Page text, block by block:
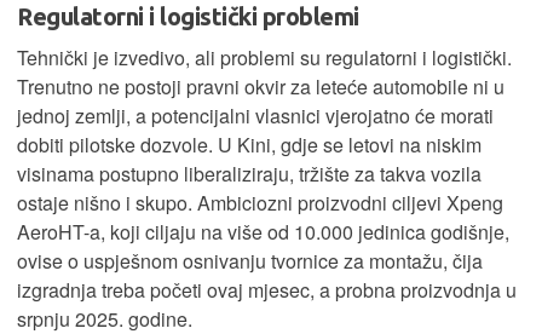
Regulatorni i logistički problemi
Tehnički je izvedivo, ali problemi su regulatorni i logistički.
Trenutno ne postoji pravni okvir za leteće automobile ni u
jednoj zemlji, a potencijalni vlasnici vjerojatno će morati
dobiti pilotske dozvole. U Kini, gdje se letovi na niskim
visinama postupno liberaliziraju, tržište za takva vozila
ostaje nišno i skupo. Ambiciozni proizvodni ciljevi Xpeng
AeroHT-a, koji ciljaju na više od 10.000 jedinica godišnje,
ovise o uspješnom osnivanju tvornice za montažu, čija
izgradnja treba početi ovaj mjesec, a probna proizvodnja u
srpnju 2025. godine.